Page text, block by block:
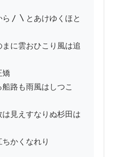
〳〵とあけゆくほと
に雲おひこり風は追
矯
も雨風はしつこゝ
見えすなりぬ杉田は
かくなれり